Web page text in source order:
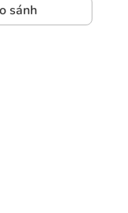
sánh